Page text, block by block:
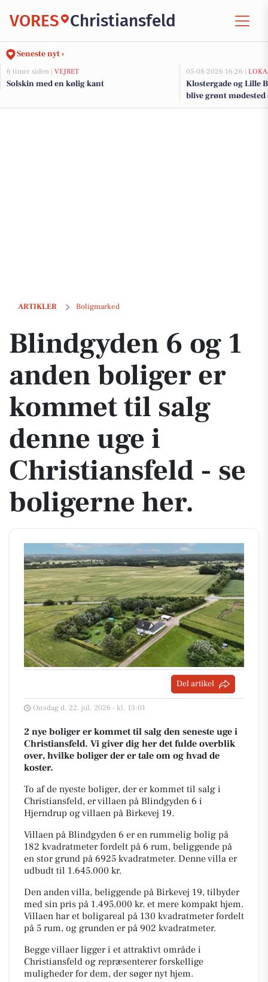
VORES Christiansfeld
Seneste nyt ›
6 timer siden | VEJRET
Solskin med en kølig kant
05-08-2026 16:26 |
Klostergade og Lille
blive grønt
renovering og
ARTIKLER Boligmarked
Blindgyden 6 og 1 anden boliger er kommet til salg denne uge i
Blindgyden 6 og 1
anden boliger er
kommet til salg
denne uge i
Christiansfeld - se
boligerne her.
Del artikel
Onsdag d. 22. jul. 2026 - kl. 13:01
2 nye boliger er kommet til salg den seneste uge i
Christiansfeld. Vi giver dig her det fulde overblik
over, hvilke boliger der er tale om og hvad de
koster.
To af de nyeste boliger, der er kommet til salg i
Christiansfeld, er villaen på Blindgyden 6 i
Hjerndrup og villaen på Birkevej 19.
Villaen på Blindgyden 6 er en rummelig bolig på
182 kvadratmeter fordelt på 6 rum, beliggende på
en stor grund på 6925 kvadratmeter. Denne villa er
udbudt til 1.645.000 kr.
Den anden villa, beliggende på Birkevej 19, tilbyder
med sin pris på 1.495.000 kr. et mere kompakt hjem.
Villaen har et boligareal på 130 kvadratmeter fordelt
på 5 rum, og grunden er på 902 kvadratmeter.
Begge villaer ligger i et attraktivt område i
Christiansfeld og repræsenterer forskellige
muligheder for dem, der søger nyt hjem.